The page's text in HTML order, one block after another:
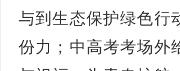
与到生态保护绿色行
份力；中高考考场外